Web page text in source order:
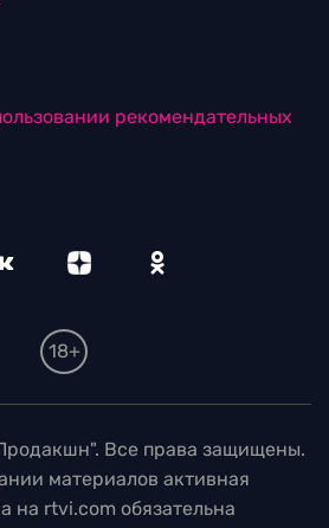
рекомендательных
18+
Все права защищены.
материалов активная
на rtvi.com обязательна